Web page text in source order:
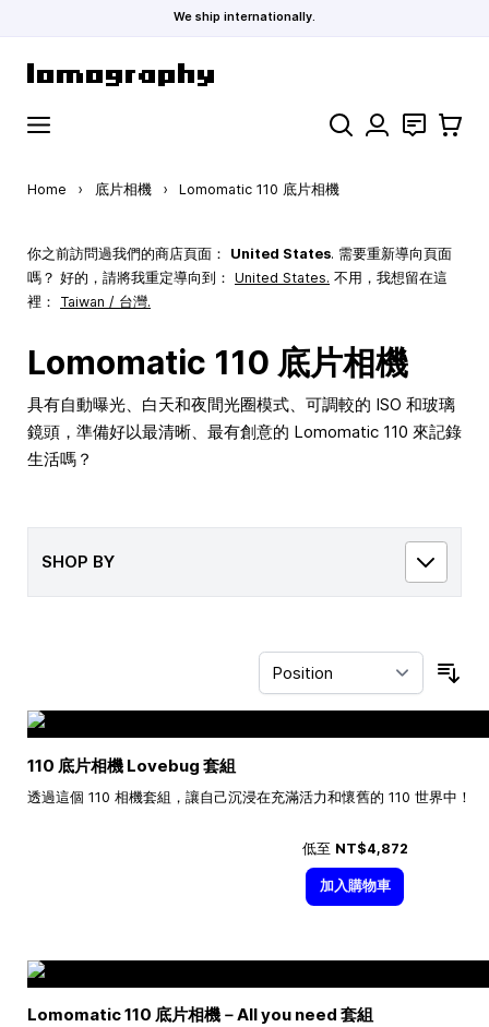
We ship internationally.
Search 聯絡 購物車
Home › 底片相機 › Lomomatic 110 底片相機
你之前訪問過我們的商店頁面： United States. 需要重新導向頁面
嗎？ 好的，請將我重定導向到： United States. 不用，我想留在這
裡： Taiwan / 台灣.
Lomomatic 110 底片相機
具有自動曝光、白天和夜間光圈模式、可調較的 ISO 和玻璃
鏡頭，準備好以最清晰、最有創意的 Lomomatic 110 來記錄
生活嗎？
SHOP BY
110 底片相機 Lovebug 套組
透過這個 110 相機套組，讓自己沉浸在充滿活力和懷舊的 110 世界中！
低至 NT$4,872
加入購物車
Lomomatic 110 底片相機－All you need 套組